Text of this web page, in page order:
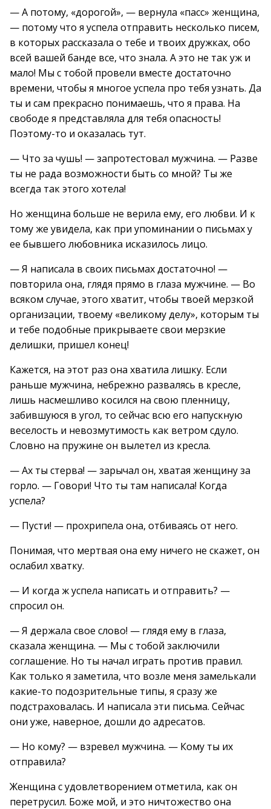
— А потому, «дорогой», — вернула «пасс» женщина,
— потому что я успела отправить несколько писем,
в которых рассказала о тебе и твоих дружках, обо
всей вашей банде все, что знала. А это не так уж и
мало! Мы с тобой провели вместе достаточно
времени, чтобы я многое успела про тебя узнать. Да
ты и сам прекрасно понимаешь, что я права. На
свободе я представляла для тебя опасность!
Поэтому-то и оказалась тут.
— Что за чушь! — запротестовал мужчина. — Разве
ты не рада возможности быть со мной? Ты же
всегда так этого хотела!
Но женщина больше не верила ему, его любви. И к
тому же увидела, как при упоминании о письмах у
ее бывшего любовника исказилось лицо.
— Я написала в своих письмах достаточно! —
повторила она, глядя прямо в глаза мужчине. — Во
всяком случае, этого хватит, чтобы твоей мерзкой
организации, твоему «великому делу», которым ты
и тебе подобные прикрываете свои мерзкие
делишки, пришел конец!
Кажется, на этот раз она хватила лишку. Если
раньше мужчина, небрежно развалясь в кресле,
лишь насмешливо косился на свою пленницу,
забившуюся в угол, то сейчас всю его напускную
веселость и невозмутимость как ветром сдуло.
Словно на пружине он вылетел из кресла.
— Ах ты стерва! — зарычал он, хватая женщину за
горло. — Говори! Что ты там написала! Когда
успела?
— Пусти! — прохрипела она, отбиваясь от него.
Понимая, что мертвая она ему ничего не скажет, он
ослабил хватку.
— И когда ж успела написать и отправить? —
спросил он.
— Я держала свое слово! — глядя ему в глаза,
сказала женщина. — Мы с тобой заключили
соглашение. Но ты начал играть против правил.
Как только я заметила, что возле меня замелькали
какие-то подозрительные типы, я сразу же
подстраховалась. И написала эти письма. Сейчас
они уже, наверное, дошли до адресатов.
— Но кому? — взревел мужчина. — Кому ты их
отправила?
Женщина с удовлетворением отметила, как он
перетрусил. Боже мой, и это ничтожество она